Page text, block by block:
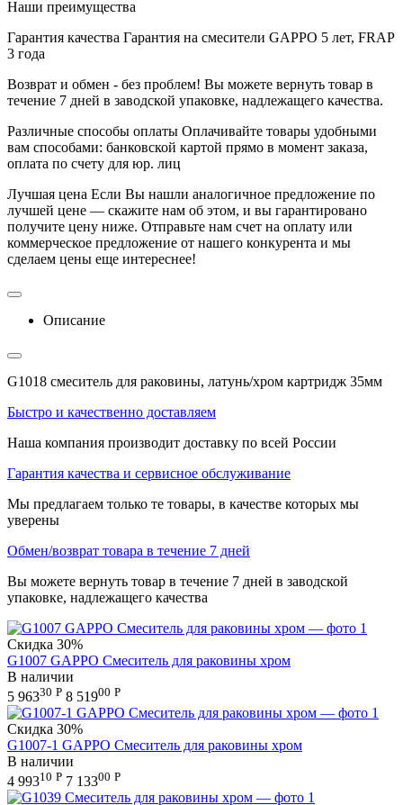
Наши преимущества
Гарантия качества Гарантия на смесители GAPPO 5 лет, FRAP
3 года
Возврат и обмен - без проблем! Вы можете вернуть товар в
течение 7 дней в заводской упаковке, надлежащего качества.
Различные способы оплаты Оплачивайте товары удобными
вам способами: банковской картой прямо в момент заказа,
оплата по счету для юр. лиц
Лучшая цена Если Вы нашли аналогичное предложение по
лучшей цене — скажите нам об этом, и вы гарантировано
получите цену ниже. Отправьте нам счет на оплату или
коммерческое предложение от нашего конкурента и мы
сделаем цены еще интереснее!
Описание
G1018 смеситель для раковины, латунь/хром картридж 35мм
Быстро и качественно доставляем
Наша компания производит доставку по всей России
Гарантия качества и сервисное обслуживание
Мы предлагаем только те товары, в качестве которых мы
уверены
Обмен/возврат товара в течение 7 дней
Вы можете вернуть товар в течение 7 дней в заводской
упаковке, надлежащего качества
Скидка 30%
G1007 GAPPO Смеситель для раковины хром
В наличии
5 96330 Р 8 51900 Р
Скидка 30%
G1007-1 GAPPO Смеситель для раковины хром
В наличии
4 99310 Р 7 13300 Р